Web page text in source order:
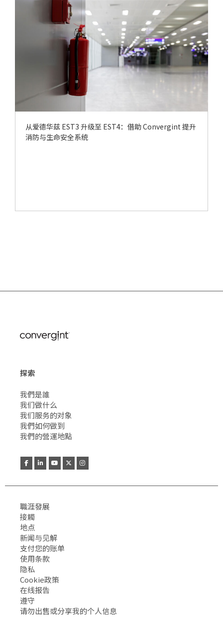
从爱德华兹 EST3 升级至 EST4：借助 Convergint 提升
消防与生命安全系统
探索
我們是誰
我们做什么
我们服务的对象
我們如何做到
我們的營運地點
職涯發展
接觸
地点
新闻与见解
支付您的账单
使用条款
隐私
Cookie政策
在线报告
遵守
请勿出售或分享我的个人信息